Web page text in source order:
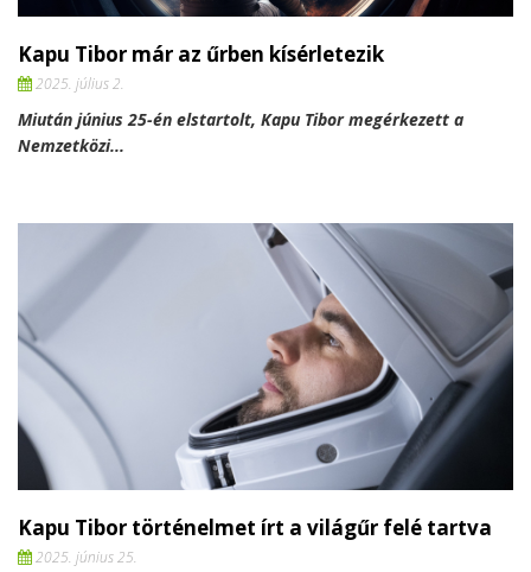
Kapu Tibor már az űrben kísérletezik
2025. július 2.
Miután június 25-én elstartolt, Kapu Tibor megérkezett a
Nemzetközi...
Kapu Tibor történelmet írt a világűr felé tartva
2025. június 25.